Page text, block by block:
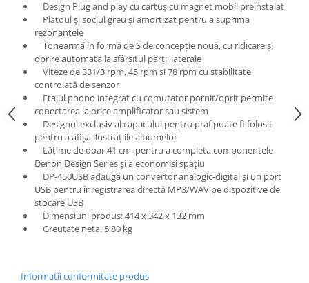
Design Plug and play cu cartuș cu magnet mobil preinstalat
Platoul și soclul greu și amortizat pentru a suprima
rezonanțele
Tonearmă în formă de S de concepție nouă, cu ridicare și
oprire automată la sfârșitul părții laterale
Viteze de 331/3 rpm, 45 rpm și 78 rpm cu stabilitate
controlată de senzor
Etajul phono integrat cu comutator pornit/oprit permite
conectarea la orice amplificator sau sistem
Designul exclusiv al capacului pentru praf poate fi folosit
pentru a afișa ilustrațiile albumelor
Lățime de doar 41 cm, pentru a completa componentele
Denon Design Series și a economisi spațiu
DP-450USB adaugă un convertor analogic-digital și un port
USB pentru înregistrarea directă MP3/WAV pe dispozitive de
stocare USB
Dimensiuni produs: 414 x 342 x 132 mm
Greutate neta: 5.80 kg
Informatii conformitate produs